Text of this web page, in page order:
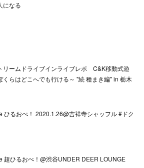
になる
リームドライブインライブレポ C&K移動式遊
くらはどこへでも行ける～ "続 種まき編" in 栃木
ひるおぺ！ 2020.1.26@吉祥寺シャッフル #ドク
超ひるおぺ！@渋谷UNDER DEER LOUNGE